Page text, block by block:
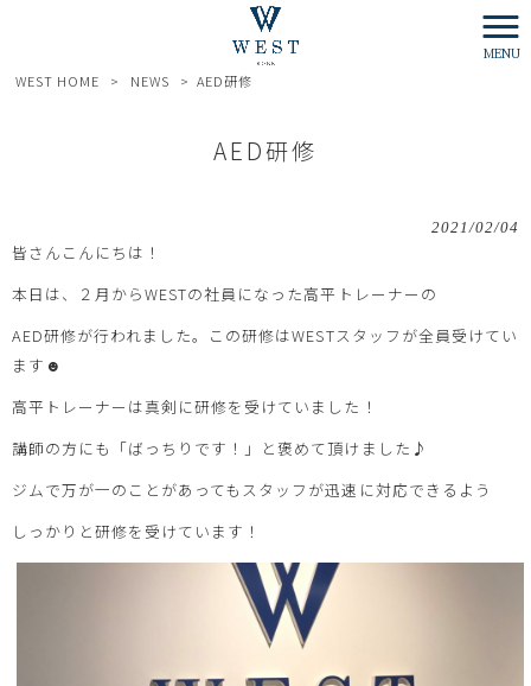
MENU
WEST HOME > NEWS > AED研修
AED研修
2021/02/04
皆さんこんにちは！
本日は、２月からWESTの社員になった高平トレーナーの
AED研修が行われました。この研修はWESTスタッフが全員受けてい
ます☻
高平トレーナーは真剣に研修を受けていました！
講師の方にも「ばっちりです！」と褒めて頂けました♪
ジムで万が一のことがあってもスタッフが迅速に対応できるよう
しっかりと研修を受けています！